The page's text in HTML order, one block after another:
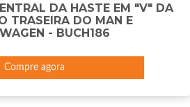
DA HASTE EM "V" DA
TRASEIRA DO MAN E
- BUCH186
Compre agora